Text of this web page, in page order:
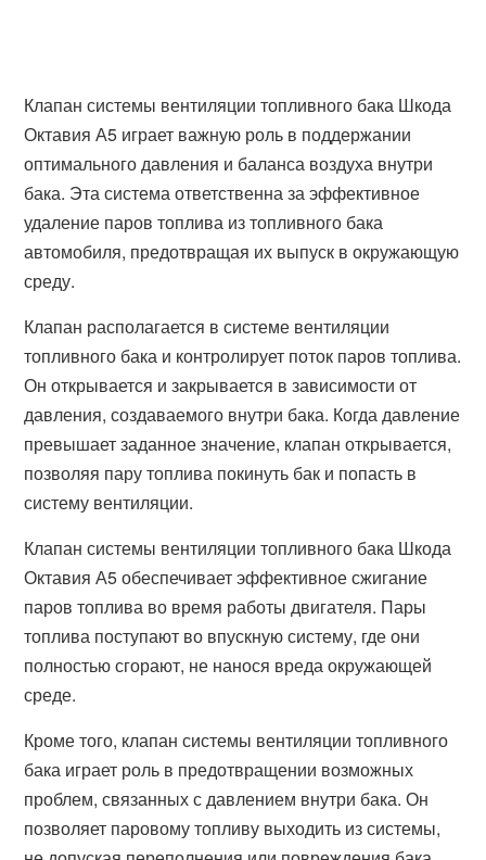
Клапан системы вентиляции топливного бака Шкода
Октавия А5 играет важную роль в поддержании
оптимального давления и баланса воздуха внутри
бака. Эта система ответственна за эффективное
удаление паров топлива из топливного бака
автомобиля, предотвращая их выпуск в окружающую
среду.
Клапан располагается в системе вентиляции
топливного бака и контролирует поток паров топлива.
Он открывается и закрывается в зависимости от
давления, создаваемого внутри бака. Когда давление
превышает заданное значение, клапан открывается,
позволяя пару топлива покинуть бак и попасть в
систему вентиляции.
Клапан системы вентиляции топливного бака Шкода
Октавия А5 обеспечивает эффективное сжигание
паров топлива во время работы двигателя. Пары
топлива поступают во впускную систему, где они
полностью сгорают, не нанося вреда окружающей
среде.
Кроме того, клапан системы вентиляции топливного
бака играет роль в предотвращении возможных
проблем, связанных с давлением внутри бака. Он
позволяет паровому топливу выходить из системы,